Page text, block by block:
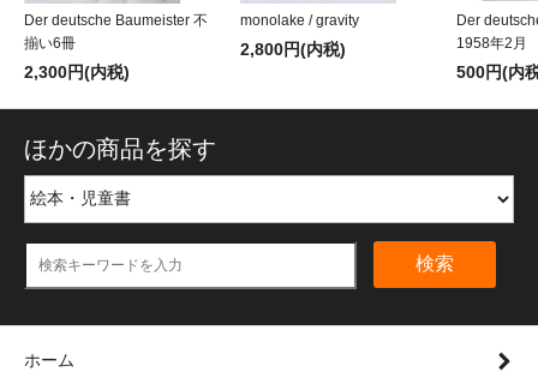
Der deutsche Baumeister 不
揃い6冊
2,300円(内税)
monolake / gravity
2,800円(内税)
Der
1958年2月
500円(内
ほかの商品を探す
検索
ホーム